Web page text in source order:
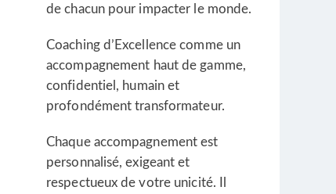
de chacun pour impacter le monde.
Coaching d’Excellence comme un
accompagnement haut de gamme,
confidentiel, humain et
profondément transformateur.
Chaque accompagnement est
personnalisé, exigeant et
respectueux de votre unicité. Il